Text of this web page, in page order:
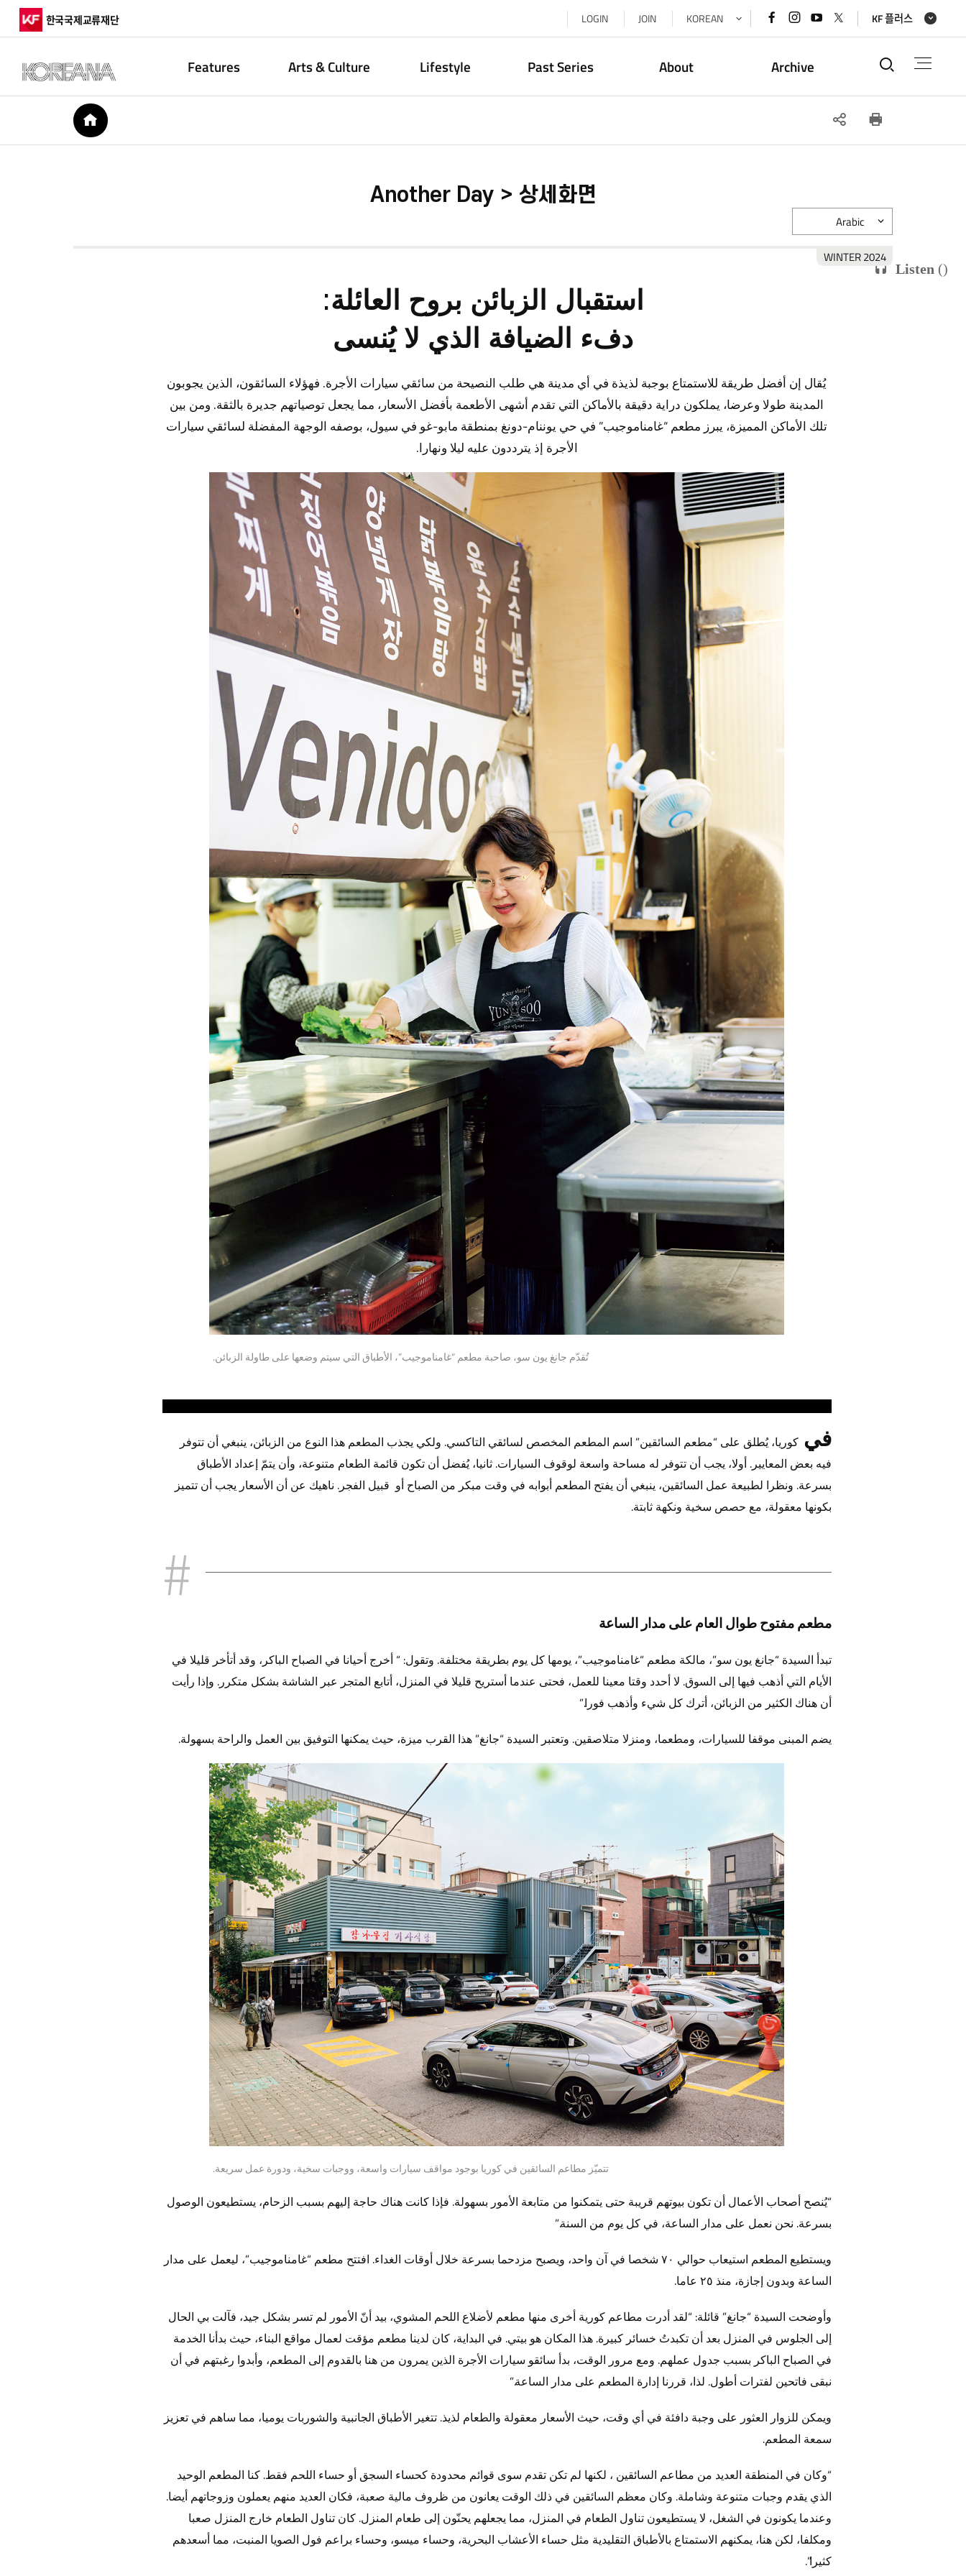
한국국제교류재단 LOGIN JOIN KOREAN 페이스북
바로가기
인스타그램
바로가기
유튜브
바로가기
x(트위터)
바로가기
KF 플러스
Features Arts & Culture Lifestyle Past Series About Archive 통합검
HOME SNS
Another Day > 상세화면
Listen ()
2024 WINTER
Arabic
استقبال الزبائن بروح العائلة:
دفء الضيافة الذي لا يُنسى
يُقال إن أفضل طريقة للاستمتاع بوجبة لذيذة في أي مدينة هي طلب النصيحة من سائقي سيارات الأجرة. فهؤلاء السائقون، الذين يجوبون
المدينة طولا وعرضا، يملكون دراية دقيقة بالأماكن التي تقدم أشهى الأطعمة بأفضل الأسعار، مما يجعل توصياتهم جديرة بالثقة. ومن بين
تلك الأماكن المميزة، يبرز مطعم “غامناموجيب” في حي يوننام-دونغ بمنطقة مابو-غو في سيول، بوصفه الوجهة المفضلة لسائقي سيارات
الأجرة إذ يترددون عليه ليلا ونهارا.
تُقدّم جانغ يون سو، صاحبة مطعم “غامناموجيب”، الأطباق التي سيتم وضعها على طاولة الزبائن.
فيكوريا، يُطلق على “مطعم السائقين” اسم المطعم المخصص لسائقي التاكسي. ولكي يجذب المطعم هذا النوع من الزبائن، ينبغي أن تتوفر
فيه بعض المعايير. أولا، يجب أن تتوفر له مساحة واسعة لوقوف السيارات. ثانيا، يُفضل أن تكون قائمة الطعام متنوعة، وأن يتمّ إعداد الأطباق
بسرعة. ونظرا لطبيعة عمل السائقين، ينبغي أن يفتح المطعم أبوابه في وقت مبكر من الصباح أو قبيل الفجر. ناهيك عن أن الأسعار يجب أن تتميز
بكونها معقولة، مع حصص سخية ونكهة ثابتة.
مطعم مفتوح طوال العام على مدار الساعة
تبدأ السيدة “جانغ يون سو”، مالكة مطعم “غامناموجيب”، يومها كل يوم بطريقة مختلفة. وتقول: “ أخرج أحيانا في الصباح الباكر، وقد أتأخر قليلا في
الأيام التي أذهب فيها إلى السوق. لا أحدد وقتا معينا للعمل، فحتى عندما أستريح قليلا في المنزل، أتابع المتجر عبر الشاشة بشكل متكرر. وإذا رأيت
أن هناك الكثير من الزبائن، أترك كل شيء وأذهب فورا.”
يضم المبنى موقفا للسيارات، ومطعما، ومنزلا متلاصقين. وتعتبر السيدة “جانغ” هذا القرب ميزة، حيث يمكنها التوفيق بين العمل والراحة بسهولة.
تتميّز مطاعم السائقين في كوريا بوجود مواقف سيارات واسعة، ووجبات سخية، ودورة عمل سريعة.
“يُنصح أصحاب الأعمال أن تكون بيوتهم قريبة حتى يتمكنوا من متابعة الأمور بسهولة. فإذا كانت هناك حاجة إليهم بسبب الزحام، يستطيعون الوصول
بسرعة. نحن نعمل على مدار الساعة، في كل يوم من السنة.”
ويستطيع المطعم استيعاب حوالي ٧٠ شخصا في آن واحد، ويصبح مزدحما بسرعة خلال أوقات الغداء. افتتح مطعم “غامناموجيب”، ليعمل على مدار
الساعة وبدون إجازة، منذ ٢٥ عاما.
وأوضحت السيدة “جانغ” قائلة: “لقد أدرت مطاعم كورية أخرى منها مطعم لأضلاع اللحم المشوي، بيد أنّ الأمور لم تسر بشكل جيد، فآلت بي الحال
إلى الجلوس في المنزل بعد أن تكبدتُ خسائر كبيرة. هذا المكان هو بيتي. في البداية، كان لدينا مطعم مؤقت لعمال مواقع البناء، حيث بدأنا الخدمة
في الصباح الباكر بسبب جدول عملهم. ومع مرور الوقت، بدأ سائقو سيارات الأجرة الذين يمرون من هنا بالقدوم إلى المطعم، وأبدوا رغبتهم في أن
نبقى فاتحين لفترات أطول. لذا، قررنا إدارة المطعم على مدار الساعة.”
ويمكن للزوار العثور على وجبة دافئة في أي وقت، حيث الأسعار معقولة والطعام لذيذ. تتغير الأطباق الجانبية والشوربات يوميا، مما ساهم في تعزيز
سمعة المطعم.
“وكان في المنطقة العديد من مطاعم السائقين ، لكنها لم تكن تقدم سوى قوائم محدودة كحساء السجق أو حساء اللحم فقط. كنا المطعم الوحيد
الذي يقدم وجبات متنوعة وشاملة. وكان معظم السائقين في ذلك الوقت يعانون من ظروف مالية صعبة، فكان العديد منهم يعملون وزوجاتهم أيضا.
وعندما يكونون في الشغل، لا يستطيعون تناول الطعام في المنزل، مما يجعلهم يحنّون إلى طعام المنزل. كان تناول الطعام خارج المنزل صعبا
ومكلفا، لكن هنا، يمكنهم الاستمتاع بالأطباق التقليدية مثل حساء الأعشاب البحرية، وحساء ميسو، وحساء براعم فول الصويا المنبت، مما أسعدهم
كثيرا”.